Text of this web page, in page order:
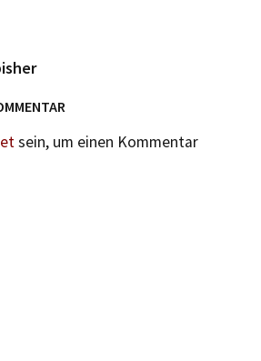
sein, um einen Kommentar